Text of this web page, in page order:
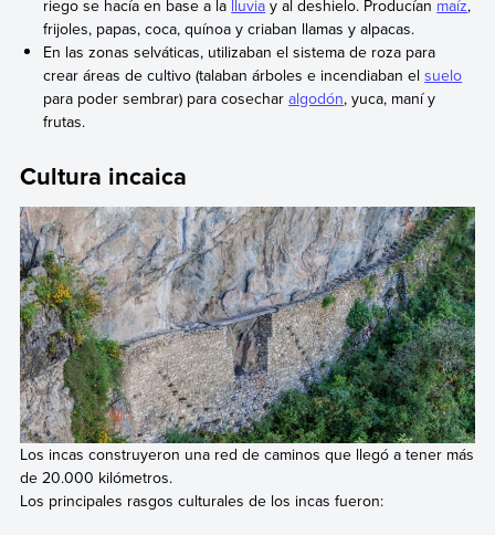
riego se hacía en base a la lluvia y al deshielo. Producían maíz,
frijoles, papas, coca, quínoa y criaban llamas y alpacas.
En las zonas selváticas, utilizaban el sistema de roza para
crear áreas de cultivo (talaban árboles e incendiaban elsuelo
para poder sembrar) para cosecharalgodón, yuca, maní y
frutas.
Cultura incaica
Los incas construyeron una red de caminos que llegó a tener más
de 20.000 kilómetros.
Los principales rasgos culturales de los incas fueron: